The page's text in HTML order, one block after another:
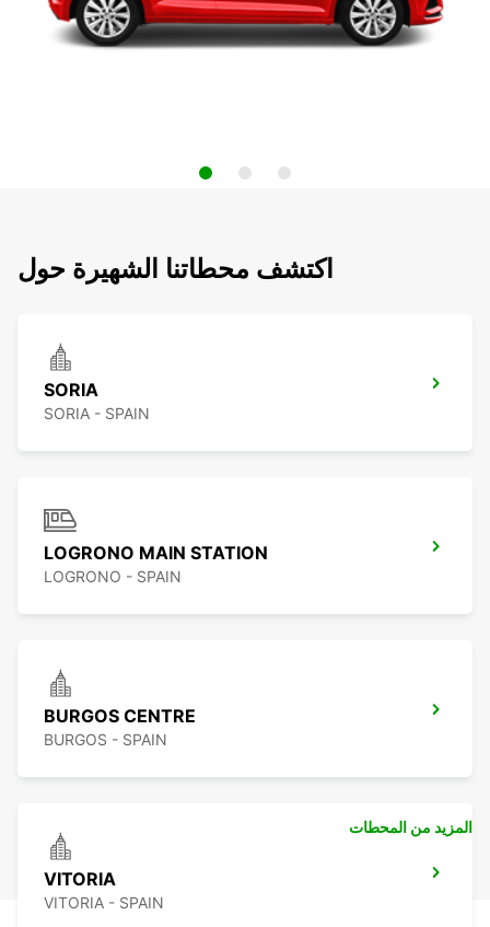
اكتشف محطاتنا الشهيرة حول
SORIA
SORIA - SPAIN
LOGRONO MAIN STATION
LOGRONO - SPAIN
BURGOS CENTRE
BURGOS - SPAIN
VITORIA
VITORIA - SPAIN
المزيد من المحطات